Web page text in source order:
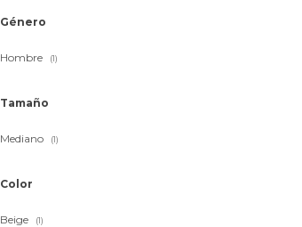
Género
Hombre (1)
Tamaño
Mediano (1)
Color
Beige (1)